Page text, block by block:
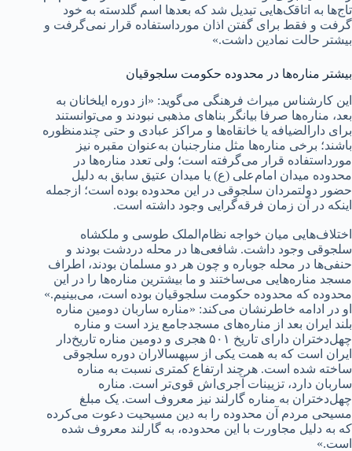
تاج‌ها به اتاقک‌هایی تبدیل شد که بعدها اسم گلدسته به خود
گرفت و فقط برای گفتن اذان مورداستفاده قرار نمی‌گرفت و
بیشتر حالت نمادین داشت.»
بیشتر مناره‌ها در محدوده حکومت سلجوقیان
این کارشناس میراث فرهنگی می‌گوید: «از دوره ایلخانان به
بعد، مناره‌ها صرفا بیانگر بناهای مذهبی نبودند و می‌توانستند
برای دارالضیافه یا خانقاه‌ها و مراکز عبادی و حتی چندمنظوره
باشند؛ برخی مناره‌ها مثل منارجنبان به‌عنوان مقبره نیز
مورداستفاده قرار می‌گرفته است؛ ولی تعدد مناره‌ها در
محدوده میدان امام‌علی (ع) یا میدان عتیق سابق به دلیل
حضور دولتمردان سلجوقی در این محدوده بوده است؛ ازجمله
اینکه در آن زمان فرقه‌گرایی وجود داشته است.
اختلاف‌هایی میان خواجه نظام‌الملک طوسی و ملکشاه
سلجوقی وجود داشت. شافعی‌ها در محله دردشت بودند و
حنفی‌ها در محله جوباره و چون هر دو مسلمان بودند، اطراف
مسجد مناره‌هایی می‌ساختند و ما بیشترین مناره‌ها را در این
محدوده که محدوده حکومت سلجوقیان بوده است، می‌بینیم.»
او در ادامه خاطرنشان می‌کند: «مناره ساربان دومین مناره
بلند ایران بعد از مناره‌های مسجدجامع یزد است و مناره
چهل‌دختران دارای تاریخ ۵۰۱ هجری و دومین مناره تاریخ‌دار
ایران است که به همت یکی از سپهسالاران دوره سلجوقی
ساخته شده است. هرچند ارتفاع کمتری نسبت به مناره
ساربان دارد، تزیینات آجری‌اش قوی‌تر است. مناره
چهل‌دختران به مناره گارلند نیز معروف است. یک مبلغ
مسیحی مردم آن محدوده را به دین مسیحیت دعوت می‌کرده
که به دلیل مجاورت با این محدوده، به گارلند معروف شده
است.»